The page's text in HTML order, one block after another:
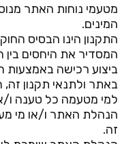
מטעמי נוחות האתר
המינים.
התקנון הינו הבסיס
המסדיר את היחסים
ביצוע רכישה
באתר ולתנאי תקנון זה,
למי מטעמה כל טענה ו/
הנהלת האתר ו/או מי
זה.